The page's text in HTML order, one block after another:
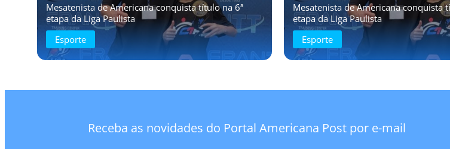
Mesatenista de Americana conquista título na 6ª
etapa da Liga Paulista
Esporte
Mesatenista de Americana conquista
etapa da Liga Paulista
Esporte
Receba as novidades do Portal Americana Post por e-mail